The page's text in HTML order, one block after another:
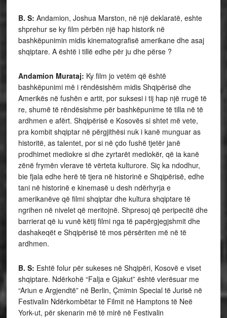
B. S: Andamion, Joshua Marston, në një deklaratë, eshte
shprehur se ky film përbën një hap historik në
bashkëpunimin midis kinematografisë amerikane dhe asaj
shqiptare. A është i tillë edhe për ju dhe përse ?
Andamion Murataj: Ky film jo vetëm që është
bashkëpunimi më i rëndësishëm midis Shqipërisë dhe
Amerikës në fushën e artit, por suksesi i tij hap një rrugë të
re, shumë të rëndësishme për bashkëpunime të tilla në të
ardhmen e afërt. Shqipërisë e Kosovës si shtet më vete,
pra kombit shqiptar në përgjithësi nuk i kanë munguar as
historitë, as talentet, por si në çdo fushë tjetër janë
prodhimet mediokre si dhe zyrtarët mediokër, që ia kanë
zënë frymën vlerave të vërteta kulturore. Siç ka ndodhur,
bie fjala edhe herë të tjera në historinë e Shqipërisë, edhe
tani në historinë e kinemasë u desh ndërhyrja e
amerikanëve që filmi shqiptar dhe kultura shqiptare të
ngrihen në nivelet që meritojnë. Shpresoj që peripecitë dhe
barrierat që iu vunë këtij filmi nga të papërgjegjshmit dhe
dashakeqët e Shqipërisë të mos përsëriten më në të
ardhmen.
B. S: Eshtë folur për sukeses në Shqipëri, Kosovë e viset
shqiptare. Ndërkohë “Falja e Gjakut” është vlerësuar me
“Ariun e Argjendtë” në Berlin, Çmimin Special të Jurisë në
Festivalin Ndërkombëtar të Filmit në Hamptons të Neë
York-ut, për skenarin më të mirë në Festivalin